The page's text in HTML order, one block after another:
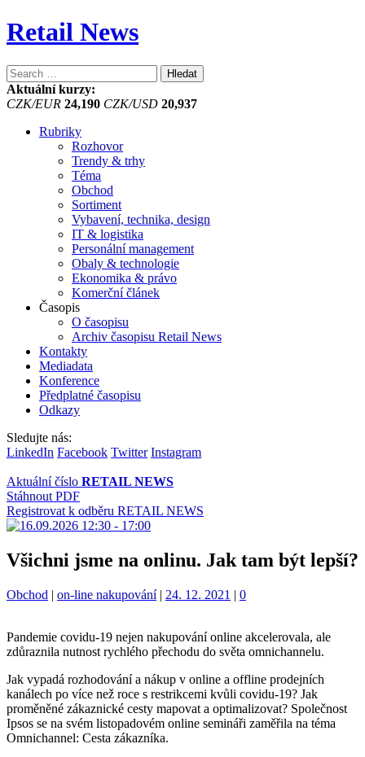
Retail News
Vyhledávání
Aktuální kurzy:
CZK/EUR 24,190 CZK/USD 20,937
Rubriky
Rozhovor
Trendy & trhy
Téma
Obchod
Sortiment
Vybavení, technika, design
IT & logistika
Personální management
Obaly & technologie
Ekonomika & právo
Komerční článek
Časopis
O časopisu
Archiv časopisu Retail News
Kontakty
Mediadata
Konference
Předplatné časopisu
Odkazy
Sledujte nás:
LinkedIn Facebook Twitter Instagram
Aktuální číslo RETAIL NEWS
Stáhnout PDF
Registrovat k odběru RETAIL NEWS
Všichni jsme na onlinu. Jak tam být lepší?
Kategorie:
Obchod | Štítky:
on-line nakupování | 24. 12. 2021 | 0
Pandemie covidu-19 nejen nakupování online akcelerovala, ale
zdůraznila nutnost rychlého přechodu do světa omnichannelu.
Jak vypadá rozhodování a nákup v online a offline prodejních
kanálech po více než roce s restrikcemi kvůli covidu-19? Jak
proměněné zákaznické cesty mapovat a optimalizovat? Společnost
Ipsos se na svém listopadovém online semináři zaměřila na téma
Omnichannel: Cesta zákazníka.